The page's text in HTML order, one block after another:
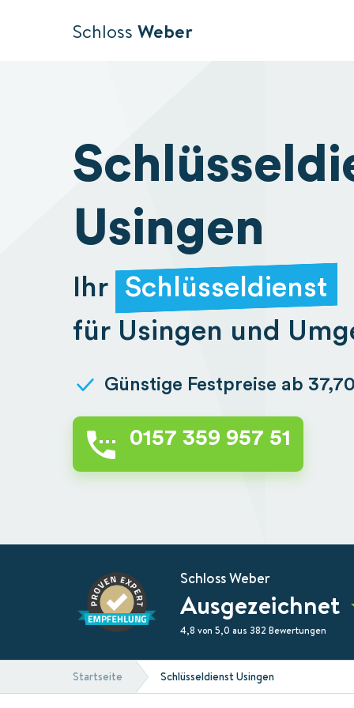
Schloss Weber
Usingen
Ihr
Schlüsseldienst
für Usingen und
Günstige Festpreise ab
0157 359 957 51
Schloss Weber
Ausgezeichnet
4,8 von 5,0 aus 382 Bewertungen
Startseite Schlüsseldienst Usingen